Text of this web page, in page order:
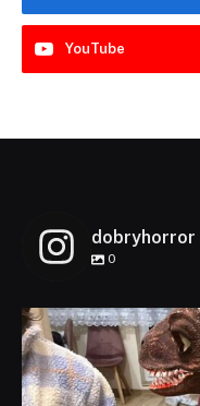
YouTube
dobryhorror
0